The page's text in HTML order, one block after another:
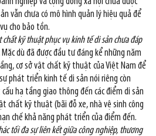
vẫn chưa có mô hình quản lý hiệu quả để
cho bảo tồn.
chất kỹ thuật phục vụ kinh tế di sản chưa đáp
Mặc dù đã được đầu tư đáng kể những năm
cơ sở vật chất kỹ thuật của Việt Nam để
phát triển kinh tế di sản nói riêng còn
hạ tầng giao thông đến các điểm di sản
chất kỹ thuật (bãi đỗ xe, nhà vệ sinh công
chế khả năng phát triển của điểm đến.
tối đa sự liên kết giữa công nghiệp, thương